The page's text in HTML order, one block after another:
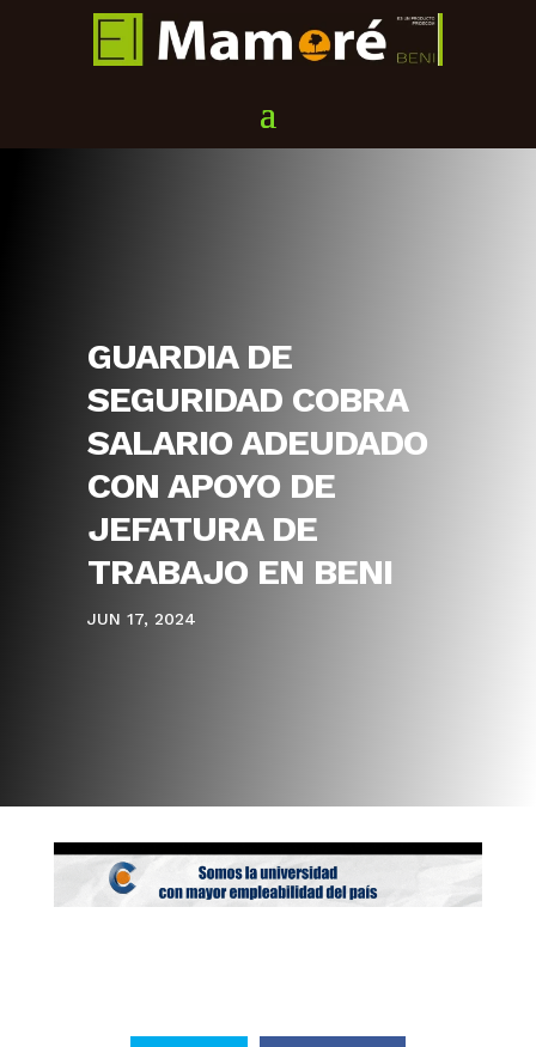
GUARDIA DE
SEGURIDAD COBRA
SALARIO ADEUDADO
CON APOYO DE
JEFATURA DE
TRABAJO EN BENI
JUN 17, 2024